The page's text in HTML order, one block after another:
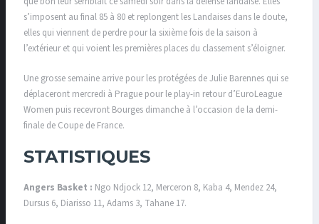
s’imposent au final 85 à 80 et replongent les Landaises dans le doute,
elles qui viennent de perdre pour la sixième fois de la saison à
l’extérieur et qui voient les premières places du classement s’éloigner.
Une grosse semaine arrive pour les protégées de Julie Barennes qui se
déplaceront mercredi à Prague pour le play-in retour d’EuroLeague
Women puis recevront Bourges dimanche à l’occasion de la demi-
finale de Coupe de France.
STATISTIQUES
Angers Basket : Ngo Ndjock 12, Merceron 8, Kaba 4, Mendez 24,
Dursus 6, Diarisso 11, Adams 3, Tahane 17.